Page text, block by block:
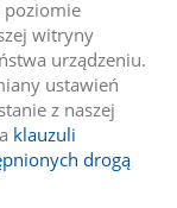
poziomie
witryny
urządzeniu.
ustawień
z naszej
klauzuli
drogą